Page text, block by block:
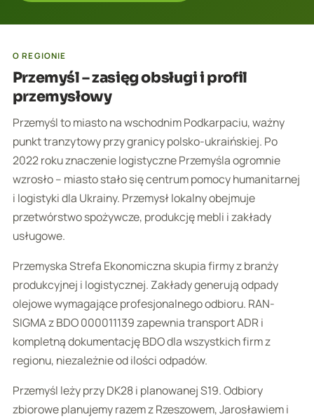
O REGIONIE
Przemyśl – zasięg obsługi i profil
przemysłowy
Przemyśl to miasto na wschodnim Podkarpaciu, ważny
punkt tranzytowy przy granicy polsko-ukraińskiej. Po
2022 roku znaczenie logistyczne Przemyśla ogromnie
wzrosło – miasto stało się centrum pomocy humanitarnej
i logistyki dla Ukrainy. Przemysł lokalny obejmuje
przetwórstwo spożywcze, produkcję mebli i zakłady
usługowe.
Przemyska Strefa Ekonomiczna skupia firmy z branży
produkcyjnej i logistycznej. Zakłady generują odpady
olejowe wymagające profesjonalnego odbioru. RAN-
SIGMA z BDO 000011139 zapewnia transport ADR i
kompletną dokumentację BDO dla wszystkich firm z
regionu, niezależnie od ilości odpadów.
Przemyśl leży przy DK28 i planowanej S19. Odbiory
zbiorowe planujemy razem z Rzeszowem, Jarosławiem i